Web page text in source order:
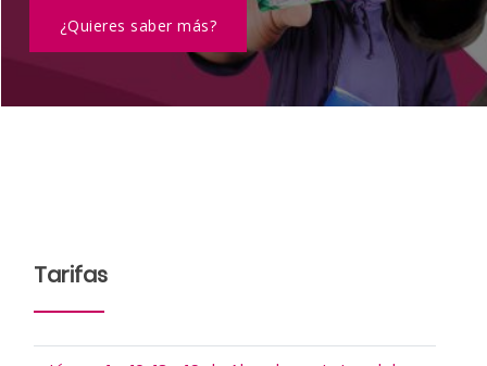
¿Quieres saber más?
Tarifas